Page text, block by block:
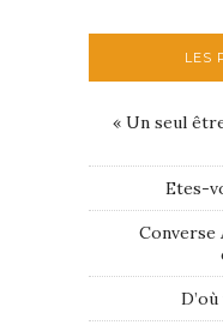
LES
« Un seul
Etes-
Converse